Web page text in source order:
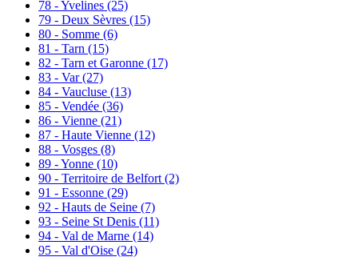
78 - Yvelines (25)
79 - Deux Sèvres (15)
80 - Somme (6)
81 - Tarn (15)
82 - Tarn et Garonne (17)
83 - Var(27)
84 - Vaucluse (13)
85 - Vendée (36)
86 - Vienne (21)
87 - Haute Vienne (12)
88 - Vosges (8)
89 - Yonne (10)
90 - Territoire de Belfort (2)
91 - Essonne (29)
92 - Hauts de Seine (7)
93 - Seine St Denis (11)
94 - Val de Marne (14)
95 - Val d'Oise (24)